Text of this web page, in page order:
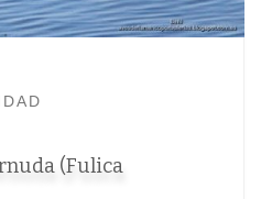
(Fulica